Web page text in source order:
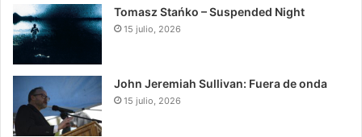
Tomasz Stańko – Suspended Night
15 julio, 2026
John Jeremiah Sullivan: Fuera de onda
15 julio, 2026